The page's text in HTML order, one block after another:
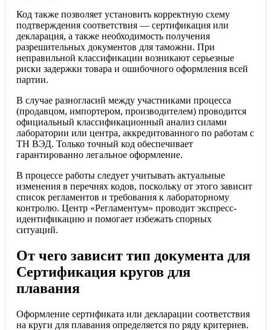
Код также позволяет установить корректную схему
подтверждения соответствия — сертификация или
декларация, а также необходимость получения
разрешительных документов для таможни. При
неправильной классификации возникают серьезные
риски задержки товара и ошибочного оформления всей
партии.
В случае разногласий между участниками процесса
(продавцом, импортером, производителем) проводится
официальный классификационный анализ силами
лаборатории или центра, аккредитованного по работам с
ТН ВЭД. Только точный код обеспечивает
гарантированно легальное оформление.
В процессе работы следует учитывать актуальные
изменения в перечнях кодов, поскольку от этого зависит
список регламентов и требования к лабораторному
контролю. Центр «Регламентум» проводит экспресс-
идентификацию и помогает избежать спорных
ситуаций.
От чего зависит тип документа для
Сертификация кругов для
плавания
Оформление сертификата или декларации соответствия
на круги для плавания определяется по ряду критериев.